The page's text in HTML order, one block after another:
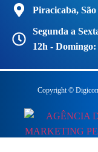
Piracicaba,
Segunda a
12h - Domingo:
Copyright ©